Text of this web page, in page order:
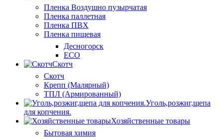
Пленка Воздушно пузырчатая
Пленка паллетная
Пленка ПВХ
Пленка пищевая
Десногорск
ECO
Скотч
Скотч
Крепп (Малярный)
ТПЛ (Армированный)
Уголь,розжиг,щепа
для копчения.
Хозяйственные товары
Бытовая химия